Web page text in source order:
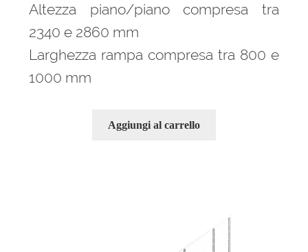
Altezza piano/piano compresa tra
2340 e 2860 mm
Larghezza rampa compresa tra 800 e
1000 mm
Aggiungi al carrello